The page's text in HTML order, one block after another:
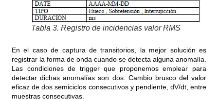
Tabla 3. Registro de incidencias valor RMS
En el caso de captura de transitorios, la mejor solución es
registrar la forma de onda cuando se detecta alguna anomalía.
Las condiciones de trigger que proponemos emplear para
detectar dichas anomalías son dos: Cambio brusco del valor
eficaz de dos semiciclos consecutivos y pendiente, dV/dt, entre
muestras consecutivas.